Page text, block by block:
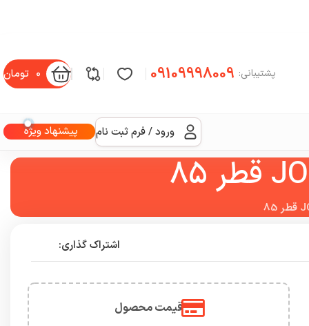
پشتیبانی: 09109998009
0 تومان
ورود / فرم ثبت نام پیشنهاد ویژه
اشتراک گذاری:
قیمت محصول